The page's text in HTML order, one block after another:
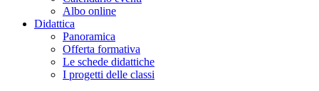
Albo online
Didattica
Panoramica
Offerta formativa
Le schede didattiche
I progetti delle classi